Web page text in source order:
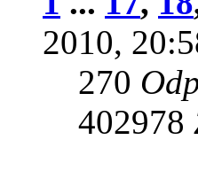
2010,
270
402978